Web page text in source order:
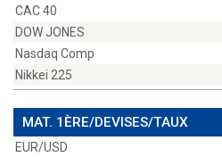
CAC 40
DOW JONES
Nasdaq Comp
Nikkei 225
MAT. 1ÈRE/DEVISES/TAUX
EUR/USD